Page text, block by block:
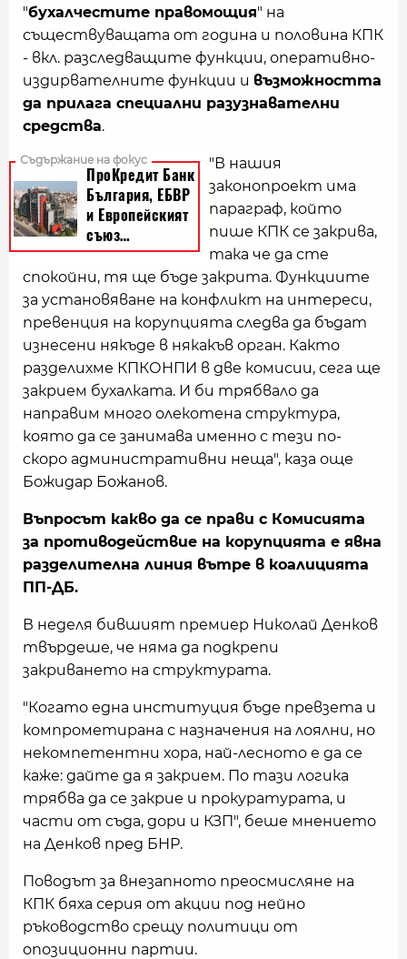
"бухалчестите правомощия" на
съществуващата от година и половина КПК
- вкл. разследващите функции, оперативно-
издирвателните функции и възможността
да прилага специални разузнавателни
средства.
"В нашия
законопроект има
параграф, който
пише КПК се закрива,
така че да сте
спокойни, тя ще бъде закрита. Функциите
за установяване на конфликт на интереси,
превенция на корупцията следва да бъдат
изнесени някъде в някакъв орган. Както
разделихме КПКОНПИ в две комисии, сега ще
закрием бухалката. И би трябвало да
направим много олекотена структура,
която да се занимава именно с тези по-
скоро административни неща", каза още
Божидар Божанов.
Въпросът какво да се прави с Комисията
за противодействие на корупцията е явна
разделителна линия вътре в коалицията
ПП-ДБ.
В неделя бившият премиер Николай Денков
твърдеше, че няма да подкрепи
закриването на структурата.
"Когато една институция бъде превзета и
компрометирана с назначения на лоялни, но
некомпетентни хора, най-лесното е да се
каже: дайте да я закрием. По тази логика
трябва да се закрие и прокуратурата, и
части от съда, дори и КЗП", беше мнението
на Денков пред БНР.
Поводът за внезапното преосмисляне на
КПК бяха серия от акции под нейно
ръководство срещу политици от
опозиционни партии.